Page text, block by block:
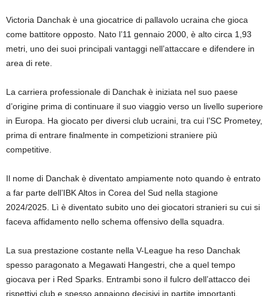
Victoria Danchak è una giocatrice di pallavolo ucraina che gioca
come battitore opposto. Nato l’11 gennaio 2000, è alto circa 1,93
metri, uno dei suoi principali vantaggi nell’attaccare e difendere in
area di rete.
La carriera professionale di Danchak è iniziata nel suo paese
d’origine prima di continuare il suo viaggio verso un livello superiore
in Europa. Ha giocato per diversi club ucraini, tra cui l’SC Prometey,
prima di entrare finalmente in competizioni straniere più
competitive.
Il nome di Danchak è diventato ampiamente noto quando è entrato
a far parte dell’IBK Altos in Corea del Sud nella stagione
2024/2025. Lì è diventato subito uno dei giocatori stranieri su cui si
faceva affidamento nello schema offensivo della squadra.
La sua prestazione costante nella V-League ha reso Danchak
spesso paragonato a Megawati Hangestri, che a quel tempo
giocava per i Red Sparks. Entrambi sono il fulcro dell’attacco dei
rispettivi club e spesso appaiono decisivi in ​​partite importanti.